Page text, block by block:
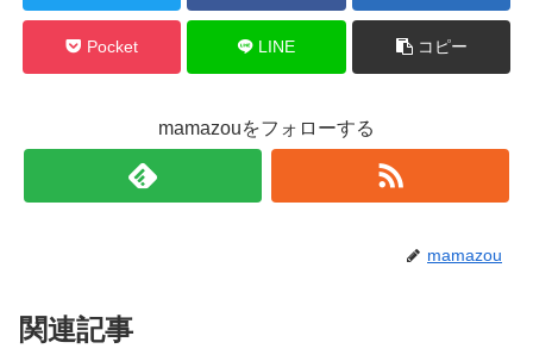
Pocket LINE コピー
mamazouをフォローする
mamazou
関連記事